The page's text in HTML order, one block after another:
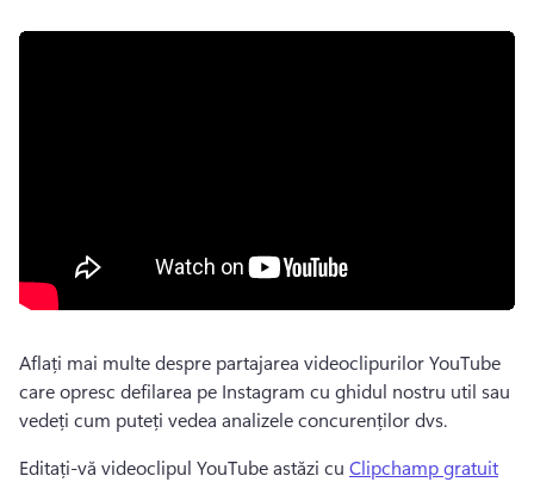
Aflați mai multe despre partajarea videoclipurilor YouTube
care opresc defilarea pe Instagram cu ghidul nostru util sau
vedeți cum puteți vedea analizele concurenților dvs.
Editați-vă videoclipul YouTube astăzi cu Clipchamp gratuit